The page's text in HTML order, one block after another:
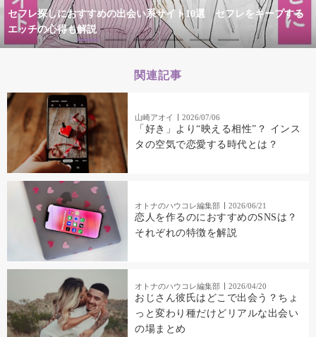
セフレ探しにおすすめの出会い系サイト10選 セフレをキープする
エッチの心得も解説
関連記事
山崎アオイ 2026/07/06
「好き」より“映える相性”？ インス
タの空気で恋愛する時代とは？
オトナのハウコレ編集部 2026/06/21
恋人を作るのにおすすめのSNSは？
それぞれの特徴を解説
オトナのハウコレ編集部 2026/04/20
おじさん彼氏はどこで出会う？ちょ
っと変わり種だけどリアルな出会い
の場まとめ